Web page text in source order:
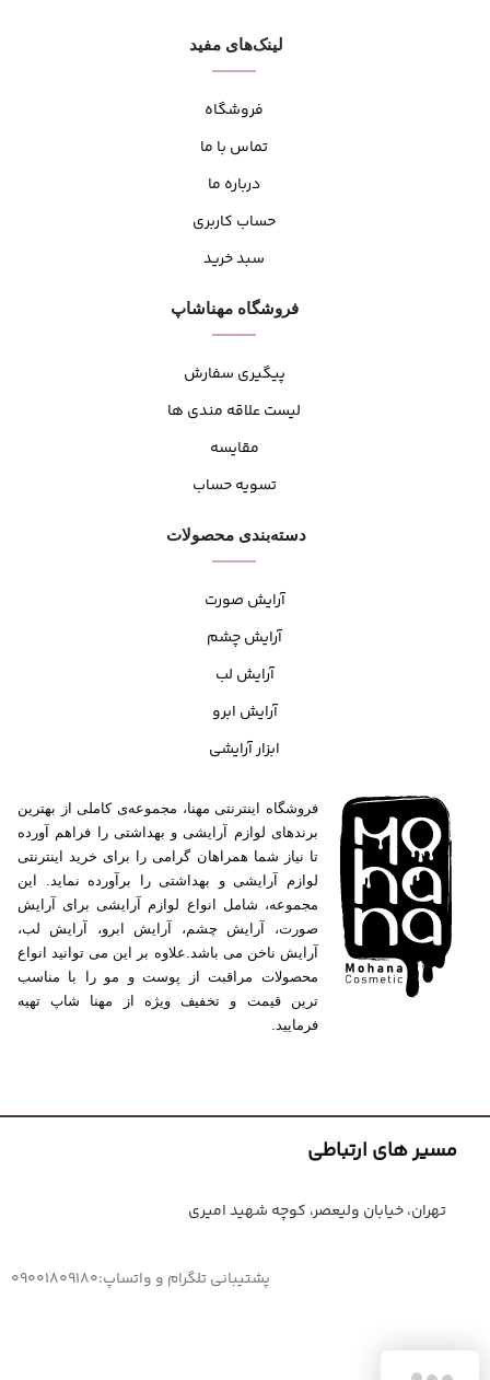
لینک‌های مفید
فروشگاه
تماس با ما
درباره ما
حساب کاربری
سبد خرید
فروشگاه مهنا‌شاپ
پیگیری سفارش
لیست علاقه مندی ها
مقایسه
تسویه حساب
دسته‌بندی محصولات
آرایش صورت
آرایش چشم
آرایش لب
آرایش ابرو
ابزار آرایشی
فروشگاه اینترنتی مهنا، مجموعه‌ی کاملی از بهترین
برندهای لوازم آرایشی و بهداشتی را فراهم آورده
تا نیاز شما همراهان گرامی را برای خرید اینترنتی
لوازم آرایشی و بهداشتی را برآورده نماید. این
مجموعه، شامل انواع لوازم آرایشی برای آرایش
صورت، آرایش چشم، آرایش ابرو، آرایش لب،
آرایش ناخن می باشد.علاوه بر این می توانید انواع
محصولات مراقبت از پوست و مو را با مناسب
ترین قیمت و تخفیف ویژه از مهنا شاپ تهیه
فرمایید.
مسیر های ارتباطی
تهران، خیابان ولیعصر، کوچه شهید امیری
پشتیبانی تلگرام و واتساپ:09001809180
سلام!